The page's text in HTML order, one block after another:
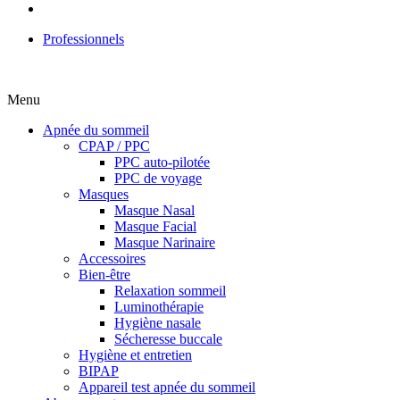
Professionnels
Menu
Apnée du sommeil
CPAP / PPC
PPC auto-pilotée
PPC de voyage
Masques
Masque Nasal
Masque Facial
Masque Narinaire
Accessoires
Bien-être
Relaxation sommeil
Luminothérapie
Hygiène nasale
Sécheresse buccale
Hygiène et entretien
BIPAP
Appareil test apnée du sommeil